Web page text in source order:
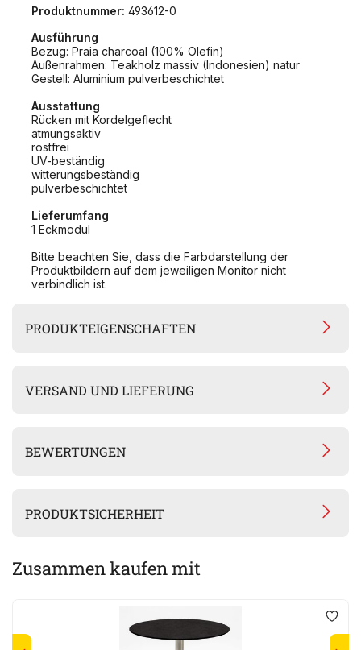
Produktnummer: 493612-0
Ausführung
Bezug: Praia charcoal (100% Olefin)
Außenrahmen: Teakholz massiv (Indonesien) natur
Gestell: Aluminium pulverbeschichtet
Ausstattung
Rücken mit Kordelgeflecht
atmungsaktiv
rostfrei
UV-beständig
witterungsbeständig
pulverbeschichtet
Lieferumfang
1 Eckmodul
Bitte beachten Sie, dass die Farbdarstellung der
Produktbildern auf dem jeweiligen Monitor nicht
verbindlich ist.
PRODUKTEIGENSCHAFTEN
VERSAND UND LIEFERUNG
BEWERTUNGEN
PRODUKTSICHERHEIT
Zusammen kaufen mit